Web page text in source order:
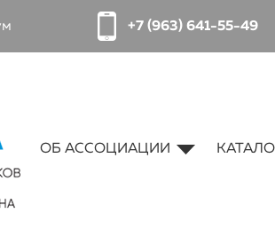
+7 (963) 641-55-49
ОБ АССОЦИАЦИИ